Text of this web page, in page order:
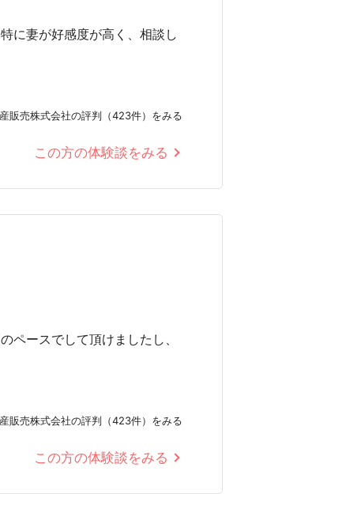
に妻が好感度が高く、相談し
販売株式会社の評判（423件）をみる
この方の体験談をみる
ペースでして頂けましたし、
販売株式会社の評判（423件）をみる
この方の体験談をみる